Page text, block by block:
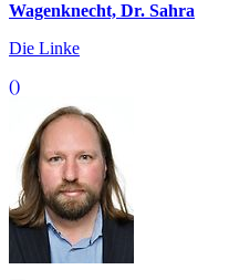
Wagenknecht, Dr. Sahra
Die Linke
()